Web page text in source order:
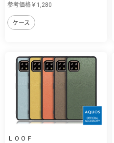
参考価格￥1,280
ケース
ＬＯＯＦ